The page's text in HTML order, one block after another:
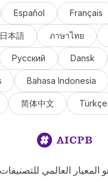
Español Français
日本語 ภาษาไทย
Русский Dansk
Bahasa Indonesia
简体中文 Türkçe